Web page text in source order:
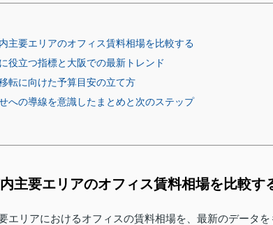
主要エリアのオフィス賃料相場を比較する
役立つ指標と大阪での最新トレンド
転に向けた予算目安の立て方
への導線を意識したまとめと次のステップ
内主要エリアのオフィス賃料相場を比較す
エリアにおけるオフィスの賃料相場を、最新のデータ